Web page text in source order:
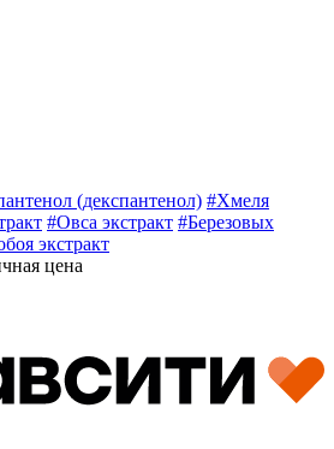
(декспантенол) #Хмеля
#Овса экстракт #Березовых
экстракт
цена